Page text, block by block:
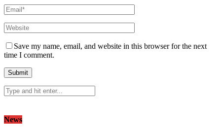
Save my name, email, and website in this browser for the next
time I comment.
News